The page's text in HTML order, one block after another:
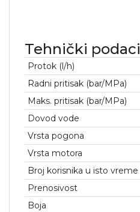
Tehnički podaci
Protok (l/h)
Radni pritisak (bar/MPa)
Maks. pritisak (bar/MPa)
Dovod vode
Vrsta pogona
Vrsta motora
Broj korisnika u isto vreme
Prenosivost
Boja